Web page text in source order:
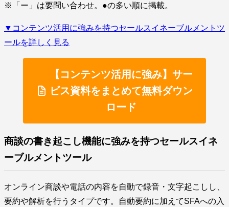
※「ー」は要問い合わせ。●の多い順に掲載。
▼コンテンツ活用に強みを持つセールスイネーブルメントツ
ールを詳しく見る
【コンテンツ活用に強み】サー
ビス資料をまとめて無料ダウン
ロード
商談の書き起こし機能に強みを持つセールスイネ
ーブルメントツール
オンライン商談や電話の内容を自動で録音・文字起こしし、
要約や解析を行うタイプです。自動要約に加えてSFAへの入